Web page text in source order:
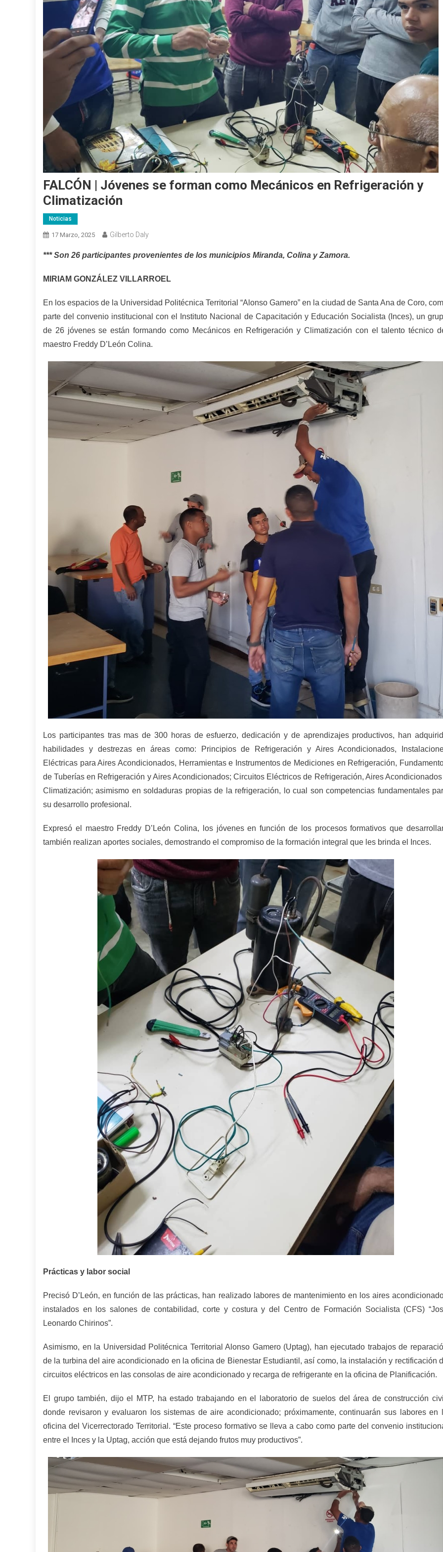
FALCÓN | Jóvenes se forman como Mecánicos en Refrigeración y
Climatización
Noticias
17 Marzo, 2025 Gilberto Daly
***Son 26 participantes provenientes de los municipios Miranda, Colina y Zamora.
MIRIAM GONZÁLEZ VILLARROEL
En los espacios de la Universidad Politécnica Territorial “Alonso Gamero” en la ciudad de Santa Ana de Coro,
parte del convenio institucional con el Instituto Nacional de Capacitación y Educación Socialista (Inces), un
de 26 jóvenes se están formando como Mecánicos en Refrigeración y Climatización con el talento técnico
maestro Freddy D’León Colina.
Los participantes tras mas de 300 horas de esfuerzo, dedicación y de aprendizajes productivos, han
habilidades y destrezas en áreas como: Principios de Refrigeración y Aires Acondicionados,
Eléctricas para Aires Acondicionados, Herramientas e Instrumentos de Mediciones en Refrigeración,
de Tuberías en Refrigeración y Aires Acondicionados; Circuitos Eléctricos de Refrigeración, Aires
Climatización; asimismo en soldaduras propias de la refrigeración, lo cual son competencias fundamentales
su desarrollo profesional.
Expresó el maestro Freddy D’León Colina, los jóvenes en función de los procesos formativos que
también realizan aportes sociales, demostrando el compromiso de la formación integral que les brinda el Inces.
Prácticas y labor social
Precisó D’León, en función de las prácticas, han realizado labores de mantenimiento en los aires
instalados en los salones de contabilidad, corte y costura y del Centro de Formación Socialista (CFS)
Leonardo Chirinos”.
Asimismo, en la Universidad Politécnica Territorial Alonso Gamero (Uptag), han ejecutado trabajos de
de la turbina del aire acondicionado en la oficina de Bienestar Estudiantil, así como, la instalación y rectificación
circuitos eléctricos en las consolas de aire acondicionado y recarga de refrigerante en la oficina de Planificación.
El grupo también, dijo el MTP, ha estado trabajando en el laboratorio de suelos del área de construcción
donde revisaron y evaluaron los sistemas de aire acondicionado; próximamente, continuarán sus labores en
oficina del Vicerrectorado Territorial. “Este proceso formativo se lleva a cabo como parte del convenio
entre el Inces y la Uptag, acción que está dejando frutos muy productivos”.